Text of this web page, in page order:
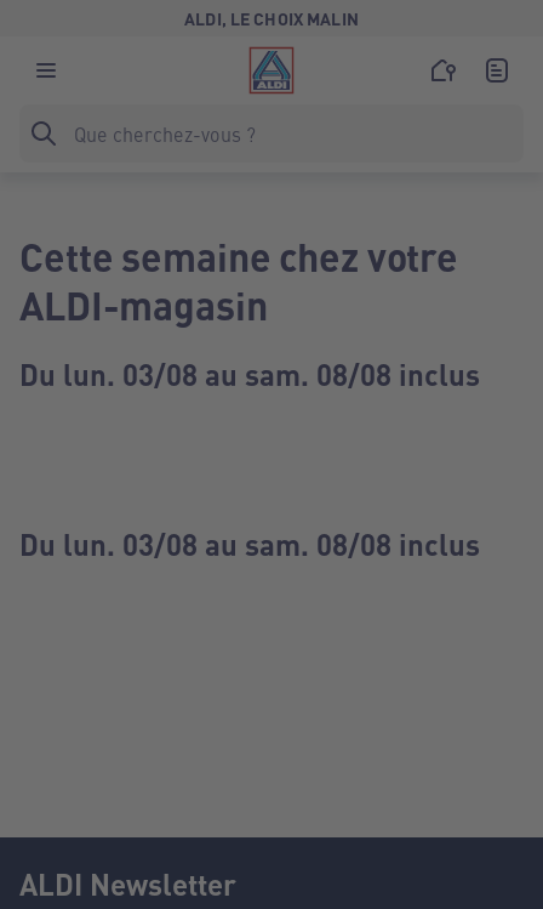
ALDI, LE CHOIX MALIN
Cette semaine chez votre
ALDI-magasin
Du lun. 03/08 au sam. 08/08 inclus
Du lun. 03/08 au sam. 08/08 inclus
ALDI Newsletter